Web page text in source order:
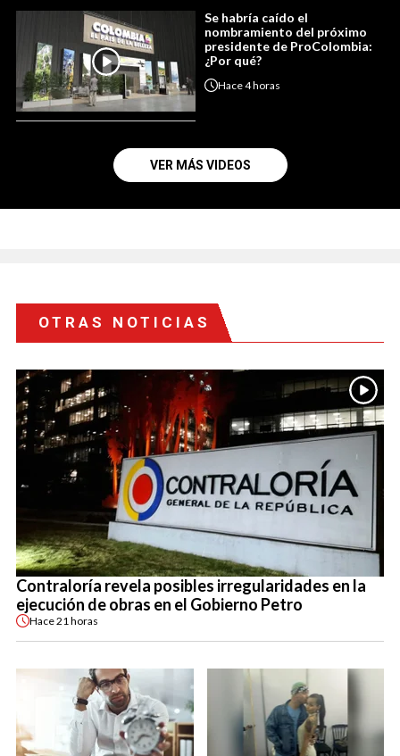
Se habría caído el
nombramiento del próximo
presidente de ProColombia:
¿Por qué?
Hace4 horas
VER MÁS VIDEOS
OTRAS NOTICIAS
Contraloría revela posibles irregularidades en la
ejecución de obras en el Gobierno Petro
Hace21 horas